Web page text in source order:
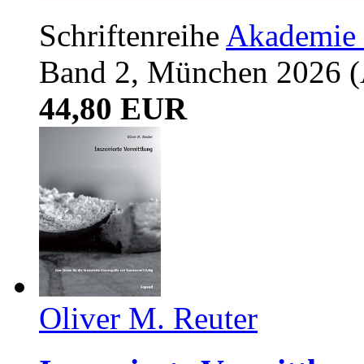
Schriftenreihe
Band 2, München 2026
44,80 EUR
Oliver M. Reuter